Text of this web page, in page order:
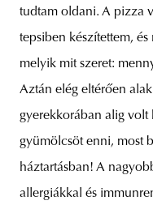
tudtam oldani. A pizza
tepsiben készítettem,
melyik mit szeret:
Aztán elég eltérően
gyerekkorában alig volt
gyümölcsöt enni, most
háztartásban! A
allergiákkal és